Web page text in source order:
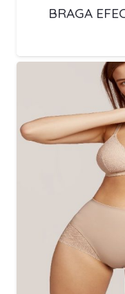
BRAGA